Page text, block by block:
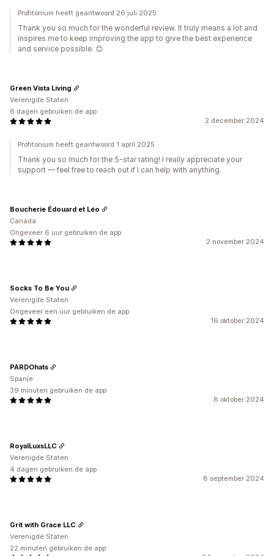
Profitonium heeft geantwoord 26 juli 2025
Thank you so much for the wonderful review. It truly means a lot and
inspires me to keep improving the app to give the best experience
and service possible. 😊
2 december 2024
Green Vista Living
Verenigde Staten
6 dagen gebruiken de app
Profitonium heeft geantwoord 1 april 2025
Thank you so much for the 5-star rating! I really appreciate your
support — feel free to reach out if I can help with anything.
2 november 2024
Boucherie Édouard et Léo
Canada
Ongeveer 6 uur gebruiken de app
16 oktober 2024
Socks To Be You
Verenigde Staten
Ongeveer een uur gebruiken de app
8 oktober 2024
PARDOhats
Spanje
39 minuten gebruiken de app
8 september 2024
RoyalLuxsLLC
Verenigde Staten
4 dagen gebruiken de app
Grit with Grace LLC
Verenigde Staten
22 minuten gebruiken de app